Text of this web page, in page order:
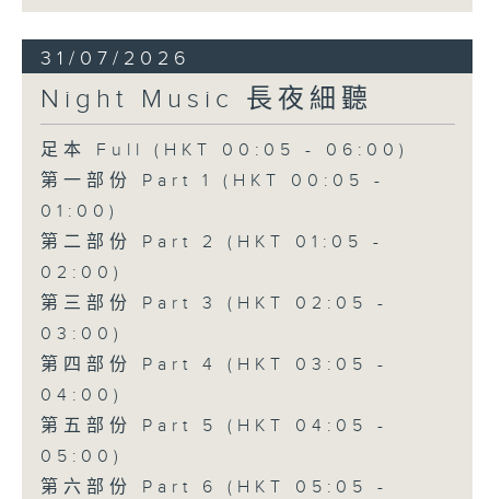
31/07/2026
Night Music 長夜細聽
足本 Full (HKT 00:05 - 06:00)
第一部份 Part 1 (HKT 00:05 -
01:00)
第二部份 Part 2 (HKT 01:05 -
02:00)
第三部份 Part 3 (HKT 02:05 -
03:00)
第四部份 Part 4 (HKT 03:05 -
04:00)
第五部份 Part 5 (HKT 04:05 -
05:00)
第六部份 Part 6 (HKT 05:05 -